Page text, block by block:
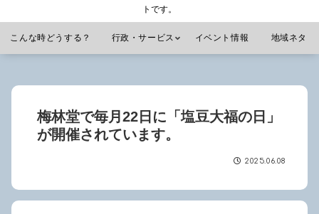
トです。
こんな時どうする？ 行政・サービス イベント情報 地域ネタ
梅林堂で毎月22日に「塩豆大福の日」
が開催されています。
2025.06.08